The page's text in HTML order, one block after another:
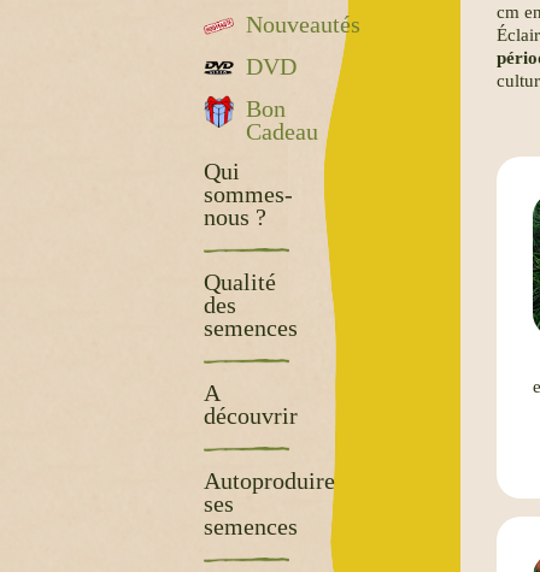
Nouveautés
DVD
Bon
Cadeau
Qui
sommes-
nous ?
Qualité
des
semences
A
découvrir
Autoproduire
ses
semences
cm